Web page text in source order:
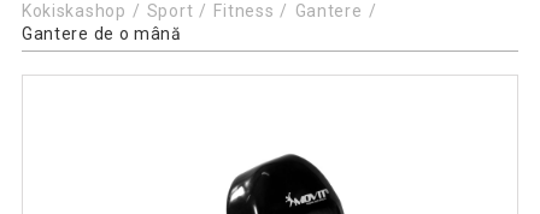
Kokiskashop Sport Fitness
Gantere
Gantere de o mână